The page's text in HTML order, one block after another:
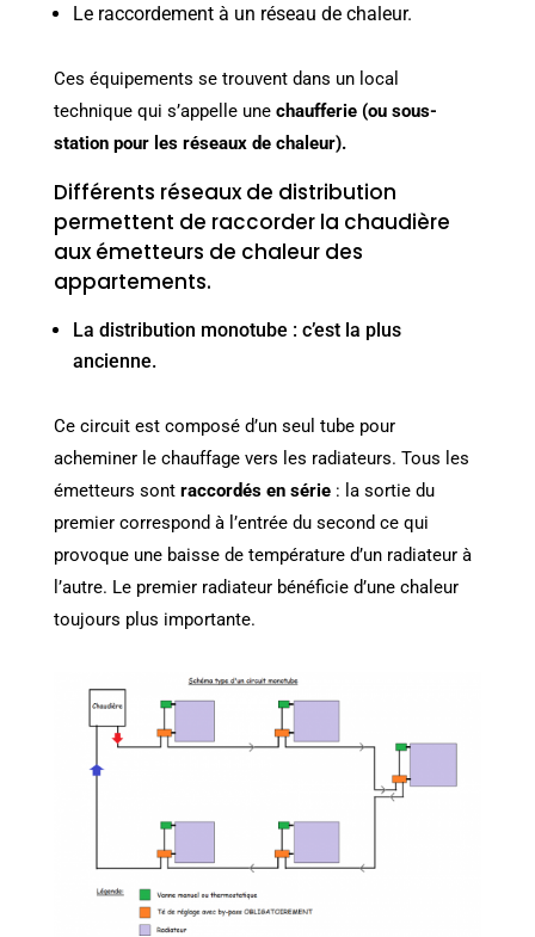
Le raccordement à un réseau de chaleur.
Ces équipements se trouvent dans un local
technique qui s’appelle une chaufferie(ou sous-
station pour les réseaux de chaleur).
Différents réseaux de distribution
permettent de raccorder la chaudière
aux émetteurs de chaleur des
appartements.
La distribution monotube : c’est la plus
ancienne.
Ce circuit est composé d’un seul tube pour
acheminer le chauffage vers les radiateurs. Tous les
émetteurs sont raccordés en série: la sortie du
premier correspond à l’entrée du second ce qui
provoque une baisse de température d’un radiateur à
l’autre. Le premier radiateur bénéficie d’une chaleur
toujours plus importante.